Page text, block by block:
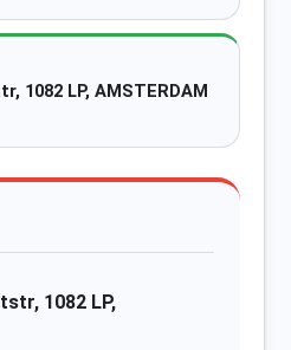
1082 LP, AMSTERDAM
1082 LP,